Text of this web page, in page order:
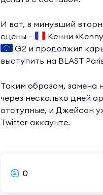
И вот, в минувший
сцены —
Кенни
G2 и продолжил
выступить на BLAST
Таким образом, замена
через несколько дней
отступные, и Джейсон
Twitter-аккаунте.
0